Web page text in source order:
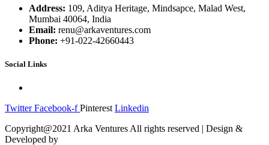
Address: 109, Aditya Heritage, Mindsapce, Malad West,
Mumbai 40064, India
Email: renu@arkaventures.com
Phone: +91-022-42660443
Social Links
Twitter Facebook-f Pinterest Linkedin
Copyright@2021 Arka Ventures All rights reserved | Design &
Developed by